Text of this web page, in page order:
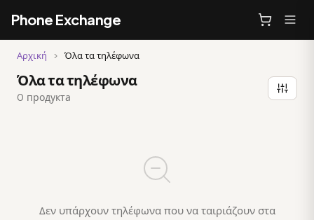
Phone Exchange
Αρχική > Όλα τα τηλέφωνα
Όλα τα τηλέφωνα
0 продукта
Δεν υπάρχουν τηλέφωνα που να ταιριάζουν στα